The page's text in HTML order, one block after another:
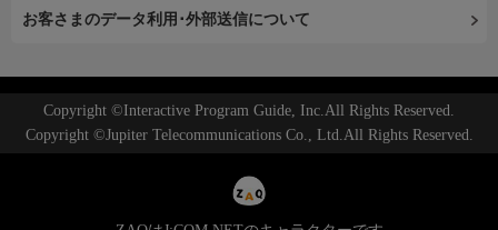
お客さまのデータ利用･外部送信について
Copyright ©Interactive Program Guide, Inc.All Rights Reserved.
Copyright ©Jupiter Telecommunications Co., Ltd.All Rights Reserved.